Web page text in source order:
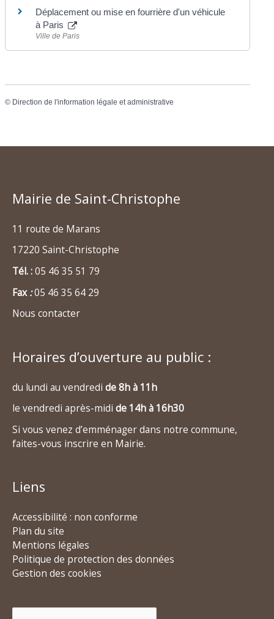
Déplacement ou mise en fourrière d'un véhicule
à Paris
Ville de Paris
© Direction de l'information légale et administrative
Mairie de Saint-Christophe
11 route de Marans
17220 Saint-Christophe
Tél. :05 46 35 51 79
Fax:05 46 35 64 29
Nous contacter
Horaires d’ouverture au public :
du lundi au vendredi de 8h à 11h
le vendredi après-midi de 14h à 16h30
Si vous venez d’emménager dans notre commune,
faites-vous inscrire en Mairie.
Liens
Accessibilité : non conforme
Plan du site
Mentions légales
Politique de protection des données
Gestion des cookies